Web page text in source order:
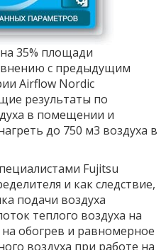
35% площади
с предыдущим
Airflow Nordic
результаты по
в помещении и
до 750 м3 воздуха в
Fujitsu
и как следствие,
подачи воздуха
теплого воздуха на
обогрев и равномерное
воздуха при работе на